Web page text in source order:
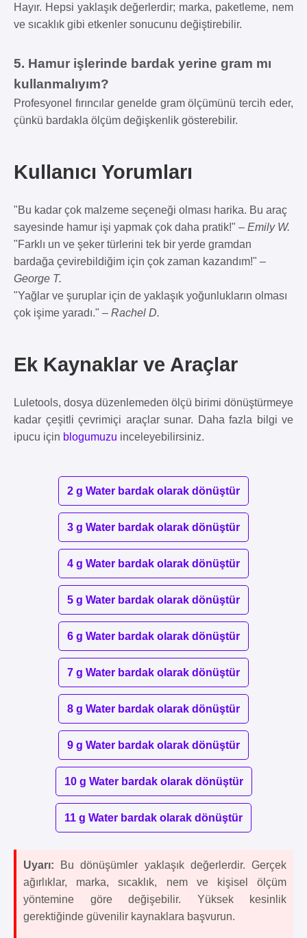
Hayır. Hepsi yaklaşık değerlerdir; marka, paketleme, nem
ve sıcaklık gibi etkenler sonucunu değiştirebilir.
5. Hamur işlerinde bardak yerine gram mı
kullanmalıyım?
Profesyonel fırıncılar genelde gram ölçümünü tercih eder,
çünkü bardakla ölçüm değişkenlik gösterebilir.
Kullanıcı Yorumları
"Bu kadar çok malzeme seçeneği olması harika. Bu araç
sayesinde hamur işi yapmak çok daha pratik!" – Emily W.
"Farklı un ve şeker türlerini tek bir yerde gramdan
bardağa çevirebildiğim için çok zaman kazandım!" –
George T.
"Yağlar ve şuruplar için de yaklaşık yoğunlukların olması
çok işime yaradı." – Rachel D.
Ek Kaynaklar ve Araçlar
Luletools, dosya düzenlemeden ölçü birimi dönüştürmeye
kadar çeşitli çevrimiçi araçlar sunar. Daha fazla bilgi ve
ipucu için blogumuzu inceleyebilirsiniz.
2 g Water bardak olarak dönüştür
3 g Water bardak olarak dönüştür
4 g Water bardak olarak dönüştür
5 g Water bardak olarak dönüştür
6 g Water bardak olarak dönüştür
7 g Water bardak olarak dönüştür
8 g Water bardak olarak dönüştür
9 g Water bardak olarak dönüştür
10 g Water bardak olarak dönüştür
11 g Water bardak olarak dönüştür
Uyarı: Bu dönüşümler yaklaşık değerlerdir. Gerçek
ağırlıklar, marka, sıcaklık, nem ve kişisel ölçüm
yöntemine göre değişebilir. Yüksek kesinlik
gerektiğinde güvenilir kaynaklara başvurun.